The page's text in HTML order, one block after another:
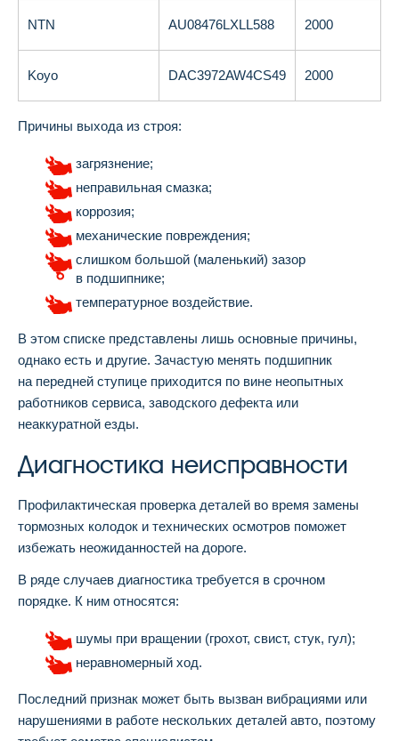
NTN AU08476LXLL588 2000
Koyo DAC3972AW4CS49 2000
Причины выхода из строя:
загрязнение;
неправильная смазка;
коррозия;
механические повреждения;
слишком большой (маленький) зазор
в подшипнике;
температурное воздействие.
В этом списке представлены лишь основные причины,
однако есть и другие. Зачастую менять подшипник
на передней ступице приходится по вине неопытных
работников сервиса, заводского дефекта или
неаккуратной езды.
Диагностика неисправности
Профилактическая проверка деталей во время замены
тормозных колодок и технических осмотров поможет
избежать неожиданностей на дороге.
В ряде случаев диагностика требуется в срочном
порядке. К ним относятся:
шумы при вращении (грохот, свист, стук, гул);
неравномерный ход.
Последний признак может быть вызван вибрациями или
нарушениями в работе нескольких деталей авто, поэтому